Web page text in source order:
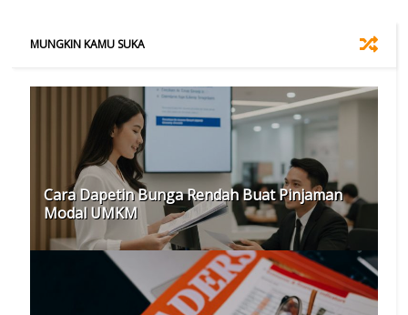
MUNGKIN KAMU SUKA
Cara Dapetin Bunga Rendah Buat Pinjaman
Modal UMKM